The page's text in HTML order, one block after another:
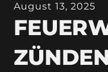
August 13, 2025